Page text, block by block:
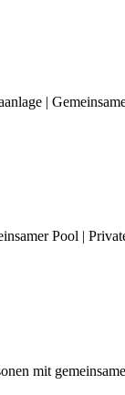
|
Pool |
mit